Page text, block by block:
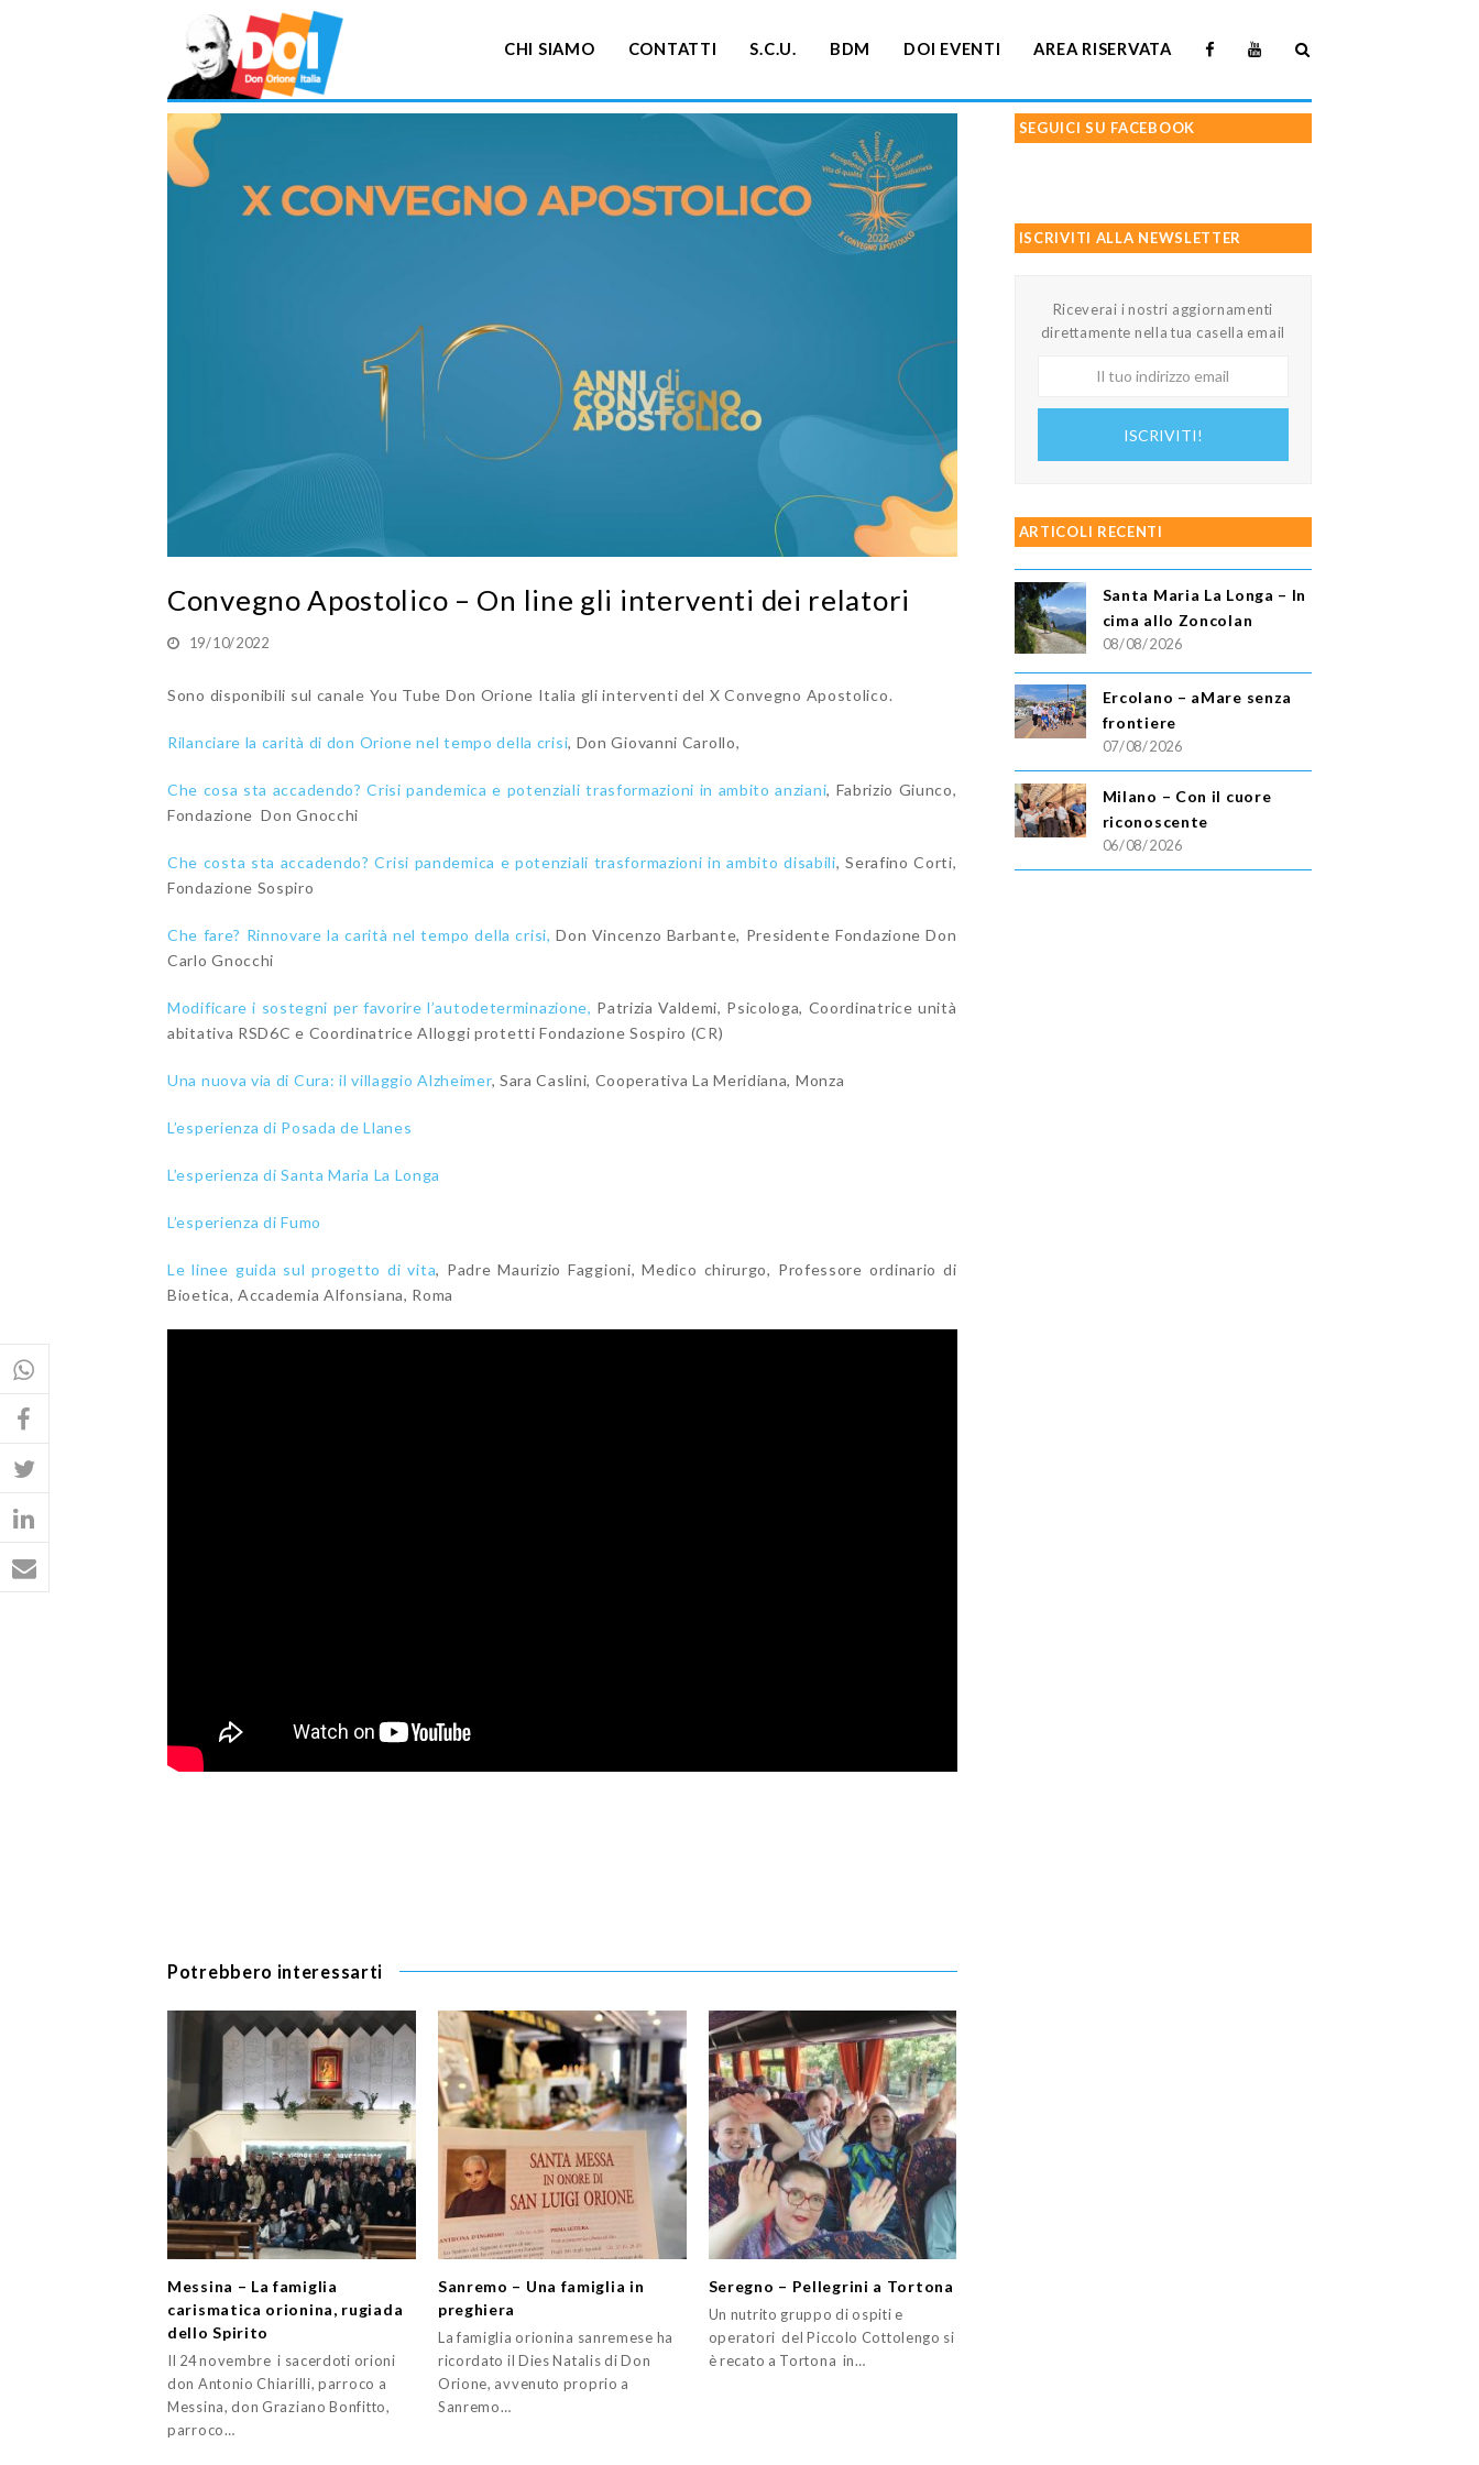
CHI SIAMO CONTATTI S.C.U. BDM DOI EVENTI AREA RISERVATA
Convegno Apostolico – On line gli interventi dei relatori
19/10/2022
Sono disponibili sul canale You Tube Don Orione Italia gli interventi del X Convegno Apostolico.
Rilanciare la carità di don Orione nel tempo della crisi, Don Giovanni Carollo,
Che cosa sta accadendo? Crisi pandemica e potenziali trasformazioni in ambito anziani, Fabrizio Giunco,
Fondazione Don Gnocchi
Che costa sta accadendo? Crisi pandemica e potenziali trasformazioni in ambito disabili, Serafino Corti,
Fondazione Sospiro
Che fare? Rinnovare la carità nel tempo della crisi, Don Vincenzo Barbante, Presidente Fondazione Don
Carlo Gnocchi
Modificare i sostegni per favorire l’autodeterminazione, Patrizia Valdemi, Psicologa, Coordinatrice unità
abitativa RSD6C e Coordinatrice Alloggi protetti Fondazione Sospiro (CR)
Una nuova via di Cura: il villaggio Alzheimer, Sara Caslini, Cooperativa La Meridiana, Monza
L’esperienza di Posada de Llanes
L’esperienza di Santa Maria La Longa
L’esperienza di Fumo
Le linee guida sul progetto di vita, Padre Maurizio Faggioni, Medico chirurgo, Professore ordinario di
Bioetica, Accademia Alfonsiana, Roma
Potrebbero interessarti
Messina – La famiglia
carismatica orionina, rugiada
dello Spirito
Il 24 novembre i sacerdoti orioni
don Antonio Chiarilli, parroco a
Messina, don Graziano Bonfitto,
parroco…
Sanremo – Una famiglia in
preghiera
La famiglia orionina sanremese ha
ricordato il Dies Natalis di Don
Orione, avvenuto proprio a
Sanremo…
Seregno – Pellegrini a Tortona
Un nutrito gruppo di ospiti e
operatori del Piccolo Cottolengo si
è recato a Tortona in…
SEGUICI SU FACEBOOK
ISCRIVITI ALLA NEWSLETTER
Riceverai i nostri aggiornamenti
direttamente nella tua casella email
ISCRIVITI!
ARTICOLI RECENTI
Santa Maria La Longa – In
cima allo Zoncolan
08/08/2026
Ercolano – aMare senza
frontiere
07/08/2026
Milano – Con il cuore
riconoscente
06/08/2026